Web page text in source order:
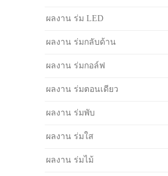
ผลงาน ร่ม LED
ผลงาน ร่มกลับด้าน
ผลงาน ร่มกอล์ฟ
ผลงาน ร่มตอนเดียว
ผลงาน ร่มพับ
ผลงาน ร่มใส
ผลงาน ร่มไม้